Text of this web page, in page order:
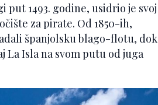
1493. godine, usidrio je svoj
za pirate. Od 1850-ih,
španjolsku blago-flotu, dok
Isla na svom putu od juga